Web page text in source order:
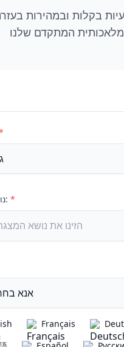
בקלות ובמהירות
נושא המצגת: *
Français